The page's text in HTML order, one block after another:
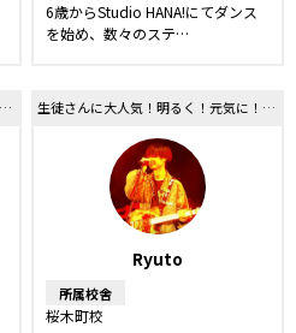
6歳からStudio HANA!にてダンス
を始め、数々のステ…
生徒さんに大人気！明るく！元気に！一緒に楽しみましょう！！！
Ryuto
所属校舎
桜木町校